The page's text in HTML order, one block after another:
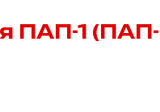
ПАП-1